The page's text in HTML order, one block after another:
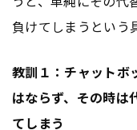
負けてしまうという
教訓１：チャットボ
はならず、その時は
てしまう